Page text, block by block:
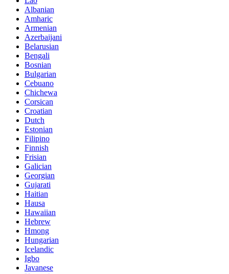
Albanian
Amharic
Armenian
Azerbaijani
Belarusian
Bengali
Bosnian
Bulgarian
Cebuano
Chichewa
Corsican
Croatian
Dutch
Estonian
Filipino
Finnish
Frisian
Galician
Georgian
Gujarati
Haitian
Hausa
Hawaiian
Hebrew
Hmong
Hungarian
Icelandic
Igbo
Javanese